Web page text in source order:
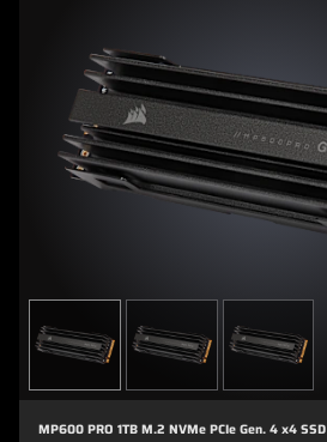
MP600 PRO 1TB M.2 NVMe PCIe Gen. 4 x4 SSD